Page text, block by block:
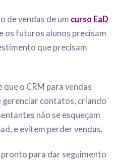
de vendas de um curso EaD
os futuros alunos precisam
que precisam
o CRM para vendas
gerenciar contatos, criando
não se esqueçam
e evitem perder vendas.
para dar seguimento